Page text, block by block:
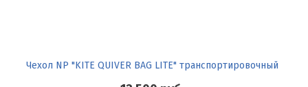
Чехол NP "KITE QUIVER BAG LITE" транспортировочный